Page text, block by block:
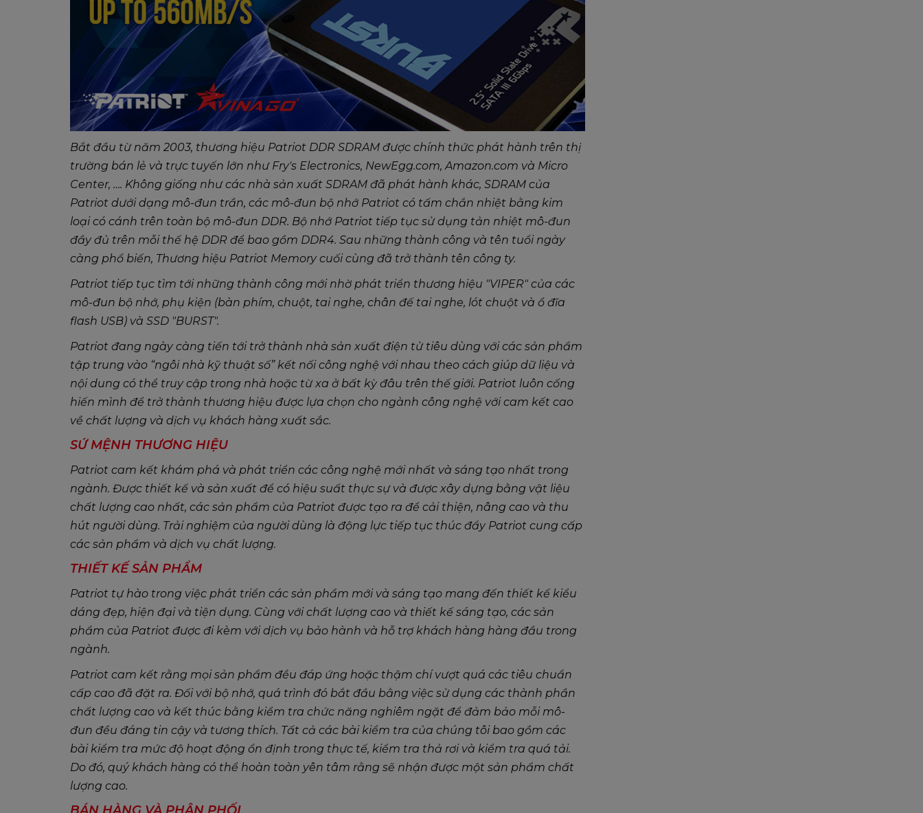
Bắt đầu từ năm 2003, thương hiệu Patriot DDR SDRAM được chính thức phát hành trên thị
trường bán lẻ và trực tuyến lớn như Fry's Electronics, NewEgg.com, Amazon.com và Micro
Center, …. Không giống như các nhà sản xuất SDRAM đã phát hành khác, SDRAM của
Patriot dưới dạng mô-đun trần, các mô-đun bộ nhớ Patriot có tấm chắn nhiệt bằng kim
loại có cánh trên toàn bộ mô-đun DDR. Bộ nhớ Patriot tiếp tục sử dụng tản nhiệt mô-đun
đầy đủ trên mỗi thế hệ DDR để bao gồm DDR4. Sau những thành công và tên tuổi ngày
càng phổ biến, Thương hiệu Patriot Memory cuối cùng đã trở thành tên công ty.
Patriot tiếp tục tìm tới những thành công mới nhờ phát triển thương hiệu "VIPER" của các
mô-đun bộ nhớ, phụ kiện (bàn phím, chuột, tai nghe, chân đế tai nghe, lót chuột và ổ đĩa
flash USB) và SSD "BURST".
Patriot đang ngày càng tiến tới trở thành nhà sản xuất điện tử tiêu dùng với các sản phẩm
tập trung vào “ngôi nhà kỹ thuật số” kết nối công nghệ với nhau theo cách giúp dữ liệu và
nội dung có thể truy cập trong nhà hoặc từ xa ở bất kỳ đâu trên thế giới. Patriot luôn cống
hiến mình để trở thành thương hiệu được lựa chọn cho ngành công nghệ với cam kết cao
về chất lượng và dịch vụ khách hàng xuất sắc.
SỨ MỆNH THƯƠNG HIỆU
Patriot cam kết khám phá và phát triển các công nghệ mới nhất và sáng tạo nhất trong
ngành. Được thiết kế và sản xuất để có hiệu suất thực sự và được xây dựng bằng vật liệu
chất lượng cao nhất, các sản phẩm của Patriot được tạo ra để cải thiện, nâng cao và thu
hút người dùng. Trải nghiệm của người dùng là động lực tiếp tục thúc đẩy Patriot cung cấp
các sản phẩm và dịch vụ chất lượng.
THIẾT KẾ SẢN PHẨM
Patriot tự hào trong việc phát triển các sản phẩm mới và sáng tạo mang đến thiết kế kiểu
dáng đẹp, hiện đại và tiện dụng. Cùng với chất lượng cao và thiết kế sáng tạo, các sản
phẩm của Patriot được đi kèm với dịch vụ bảo hành và hỗ trợ khách hàng hàng đầu trong
ngành.
Patriot cam kết rằng mọi sản phẩm đều đáp ứng hoặc thậm chí vượt quá các tiêu chuẩn
cấp cao đã đặt ra. Đối với bộ nhớ, quá trình đó bắt đầu bằng việc sử dụng các thành phần
chất lượng cao và kết thúc bằng kiểm tra chức năng nghiêm ngặt để đảm bảo mỗi mô-
đun đều đáng tin cậy và tương thích. Tất cả các bài kiểm tra của chúng tôi bao gồm các
bài kiểm tra mức độ hoạt động ổn định trong thực tế, kiểm tra thả rơi và kiểm tra quá tải.
Do đó, quý khách hàng có thể hoàn toàn yên tâm rằng sẽ nhận được một sản phẩm chất
lượng cao.